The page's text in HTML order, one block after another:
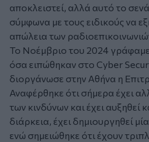
αποκλειστεί, αλλά αυτό το
σύμφωνα με τους ειδικούς να
απώλεια των
Το Νοέμβριο του 2024
όσα ειπώθηκαν στο Cyber
διοργάνωσε στην Αθήνα η
Αναφέρθηκε ότι σήμερα έχει
των κινδύνων και έχει αυξηθεί
διάρκεια, έχει δημιουργηθεί
ενώ σημειώθηκε ότι έχουν